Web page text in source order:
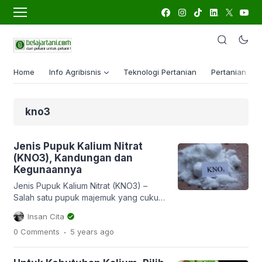
Home Info Agribisnis Teknologi Pertanian Pertanian
kno3
Jenis Pupuk Kalium Nitrat
(KNO3), Kandungan dan
Kegunaannya
Jenis Pupuk Kalium Nitrat (KNO3) –
Salah satu pupuk majemuk yang cukup
dikenal dan banyak beredar di pasar
yaitu pupuk KNO3 atau pupuk Kalium
Nitrat. Pupuk Kalium Nitrat merupakan
Insan Cita
0 Comments . 5 years ago